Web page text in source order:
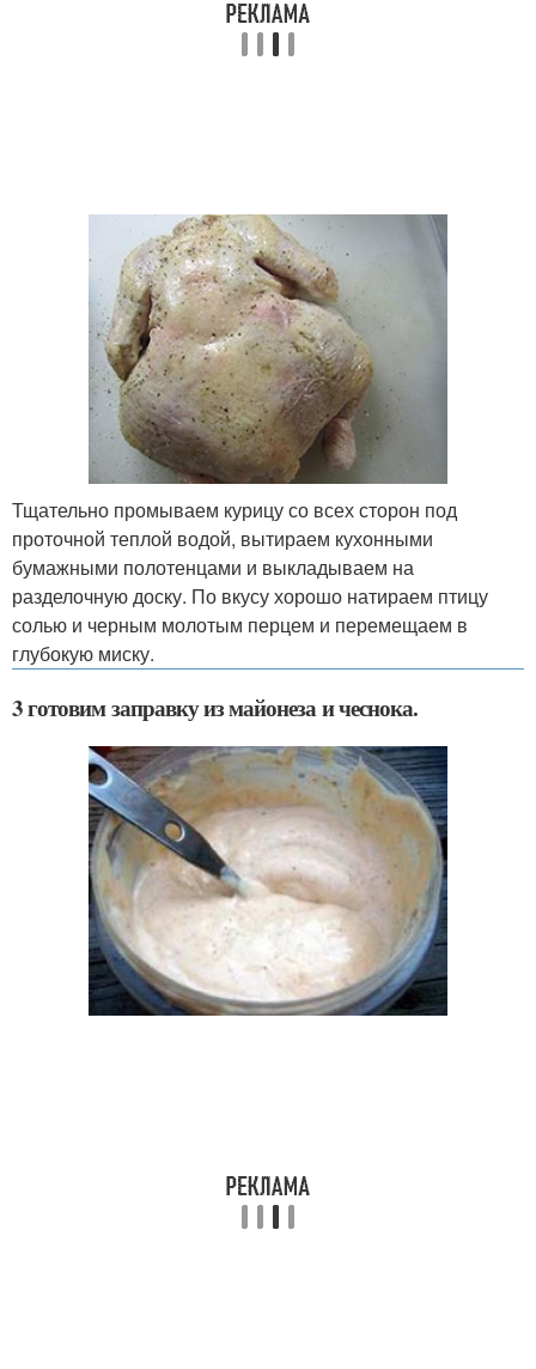
Тщательно промываем курицу со всех сторон под
проточной теплой водой, вытираем кухонными
бумажными полотенцами и выкладываем на
разделочную доску. По вкусу хорошо натираем птицу
солью и черным молотым перцем и перемещаем в
глубокую миску.
3 готовим заправку из майонеза и чеснока.